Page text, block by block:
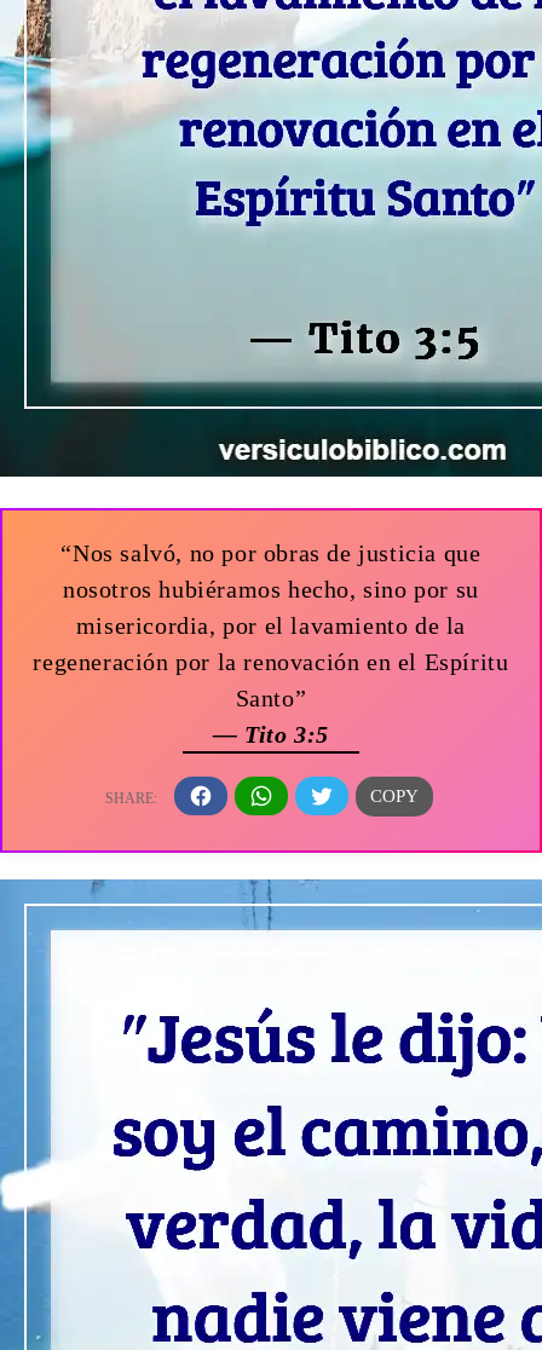
“Nos salvó, no por obras de justicia que
nosotros hubiéramos hecho, sino por su
misericordia, por el lavamiento de la
regeneración por la renovación en el Espíritu
Santo”
— Tito 3:5